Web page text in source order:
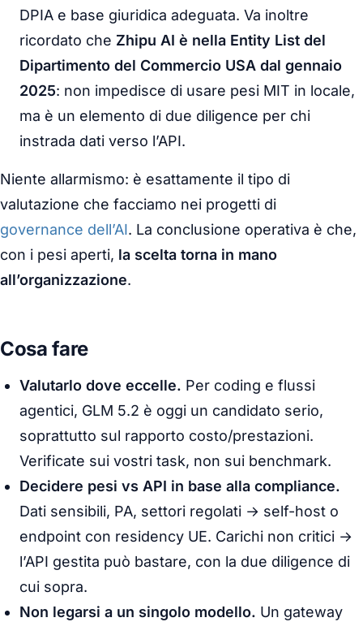
DPIA e base giuridica adeguata. Va inoltre
ricordato che Zhipu AI è nella Entity List del
Dipartimento del Commercio USA dal gennaio
2025: non impedisce di usare pesi MIT in locale,
ma è un elemento di due diligence per chi
instrada dati verso l’API.
Niente allarmismo: è esattamente il tipo di
valutazione che facciamo nei progetti di
governance dell’AI. La conclusione operativa è che,
con i pesi aperti, la scelta torna in mano
all’organizzazione.
Cosa fare
Valutarlo dove eccelle. Per coding e flussi
agentici, GLM 5.2 è oggi un candidato serio,
soprattutto sul rapporto costo/prestazioni.
Verificate sui vostri task, non sui benchmark.
Decidere pesi vs API in base alla compliance.
Dati sensibili, PA, settori regolati → self-host o
endpoint con residency UE. Carichi non critici →
l’API gestita può bastare, con la due diligence di
cui sopra.
Non legarsi a un singolo modello. Un gateway